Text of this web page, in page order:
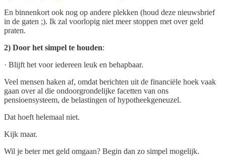
En binnenkort ook nog op andere plekken (houd deze nieuwsbrief
in de gaten ;). Ik zal voorlopig niet meer stoppen met over geld
praten.
2) Door het simpel te houden:
· Blijft het voor iedereen leuk en behapbaar.
Veel mensen haken af, omdat berichten uit de financiële hoek vaak
gaan over al die ondoorgrondelijke facetten van ons
pensioensysteem, de belastingen of hypotheekgeneuzel.
Dat hoeft helemaal niet.
Kijk maar.
Wil je beter met geld omgaan? Begin dan zo simpel mogelijk.